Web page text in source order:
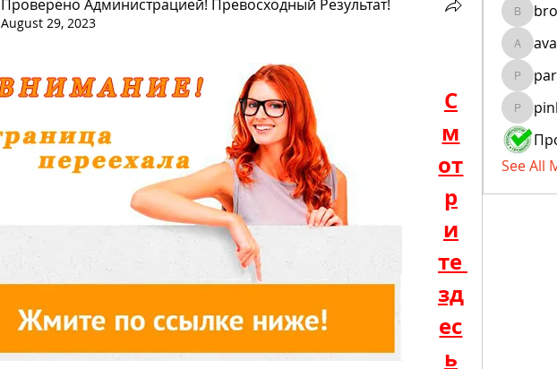
Проверено Администрацией! Превосходный Результат!
August 29, 2023
С
м
от
р
и
те
зд
ес
ь
See All